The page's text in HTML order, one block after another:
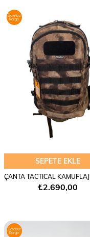
SEPETE EKLE
₺2.690,00
Ücretsiz
Kargo
Ücretsiz
Kargo